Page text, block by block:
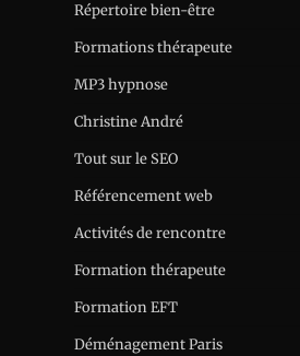
Répertoire bien-être
Formations thérapeute
MP3 hypnose
Christine André
Tout sur le SEO
Référencement web
Activités de rencontre
Formation thérapeute
Formation EFT
Déménagement Paris